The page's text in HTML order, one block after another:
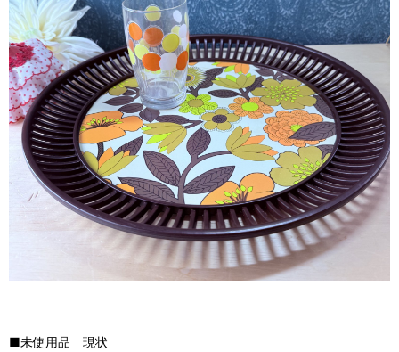
■未使用品 現状